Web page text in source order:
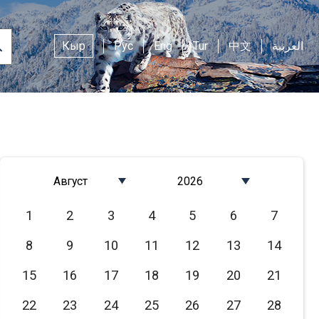
Кыр Рус Eng Tur 中文 العربية
Август
Март
Апрель
Июнь
2026
2024
2023
2021
1 2 3 4 5 6
7
8
9 10 11 12 13
14
15
16 17 18 19 20
21
22
23 24 25 26 27
28